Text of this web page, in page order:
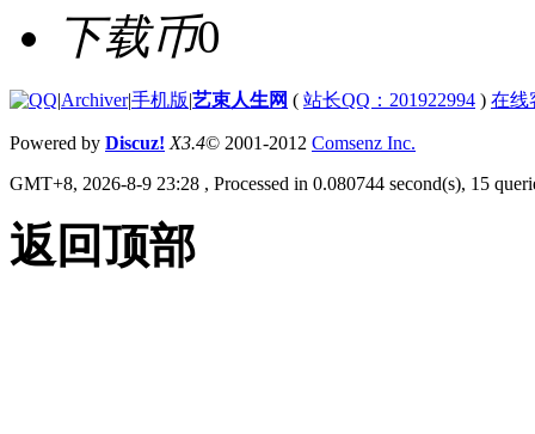
下载币0
|Archiver|手机版|艺束人生网 ( 站长QQ：201922994 ) 在线
Powered by Discuz! X3.4© 2001-2012 Comsenz Inc.
GMT+8, 2026-8-9 23:28 , Processed in 0.080744 second(s), 15
返回顶部